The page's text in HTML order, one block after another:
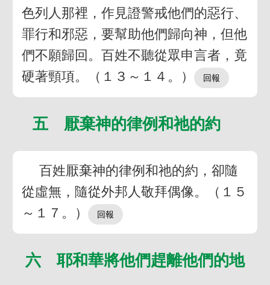
色列人那裡，作見證警戒他們的惡行、
罪行和邪惡，要幫助他們歸向神，但他
們不願歸回。百姓不聽從眾申言者，竟
硬著頸項。（１３～１４。）
五 厭棄神的律例和祂的約
百姓厭棄神的律例和祂的約，卻隨
從虛無，隨從外邦人敬拜偶像。（１５
～１７。）
六 耶和華將他們趕離他們的地